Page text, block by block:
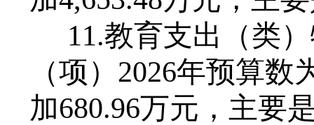
11.教育支出（类
（项）2026年预算数
加680.96万元，主要